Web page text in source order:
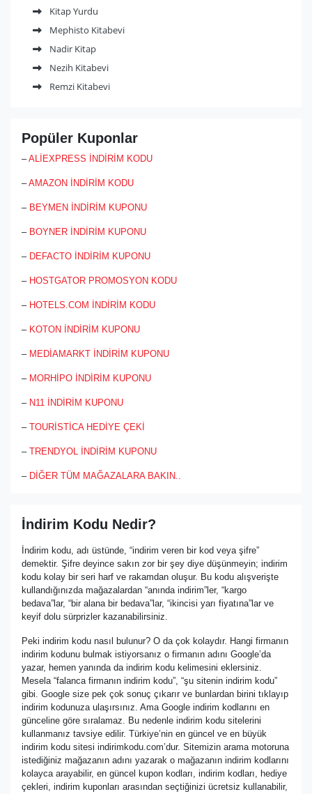
puzzle ve film alışverişi yapabileceğiniz bir web sitesi.
Kitapseç indirim kodu ve kampanyalarına ulaşmak için
indirimkodu.com’u ziyaret etmeyi unutmayın!
Kitap Yurdu
Mephisto Kitabevi
Nadir Kitap
Nezih Kitabevi
Remzi Kitabevi
Popüler Kuponlar
–ALİEXPRESS İNDİRİM KODU
–AMAZON İNDİRİM KODU
– BEYMEN İNDİRİM KUPONU
– BOYNER İNDİRİM KUPONU
– DEFACTO İNDİRİM KUPONU
– HOSTGATOR PROMOSYON KODU
– HOTELS.COM İNDİRİM KODU
– KOTON İNDİRİM KUPONU
– MEDİAMARKT İNDİRİM KUPONU
– MORHİPO İNDİRİM KUPONU
– N11 İNDİRİM KUPONU
– TOURİSTİCA HEDİYE ÇEKİ
– TRENDYOL İNDİRİM KUPONU
– DİĞER TÜM MAĞAZALARA BAKIN..
İndirim Kodu Nedir?
İndirim kodu, adı üstünde, “indirim veren bir kod veya şifre”
demektir. Şifre deyince sakın zor bir şey diye düşünmeyin; indirim
kodu kolay bir seri harf ve rakamdan oluşur. Bu kodu alışverişte
kullandığınızda mağazalardan “anında indirim”ler, “kargo
bedava”lar, “bir alana bir bedava”lar, “ikincisi yarı fiyatına”lar ve
keyif dolu sürprizler kazanabilirsiniz.
Peki indirim kodu nasıl bulunur? O da çok kolaydır. Hangi firmanın
indirim kodunu bulmak istiyorsanız o firmanın adını Google’da
yazar, hemen yanında da indirim kodu kelimesini eklersiniz.
Mesela “falanca firmanın indirim kodu”, “şu sitenin indirim kodu”
gibi. Google size pek çok sonuç çıkarır ve bunlardan birini tıklayıp
indirim kodunuza ulaşırsınız. Ama Google indirim kodlarını en
günceline göre sıralamaz. Bu nedenle indirim kodu sitelerini
kullanmanız tavsiye edilir. Türkiye’nin en güncel ve en büyük
indirim kodu sitesi indirimkodu.com’dur. Sitemizin arama motoruna
istediğiniz mağazanın adını yazarak o mağazanın indirim kodlarını
kolayca arayabilir, en güncel kupon kodları, indirim kodları, hediye
çekleri, indirim kuponları arasından seçtiğinizi ücretsiz kullanabilir,